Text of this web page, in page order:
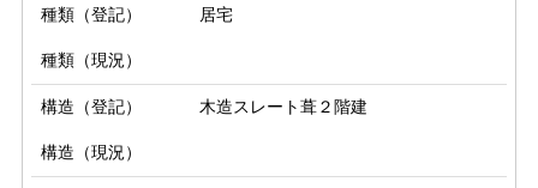
種類（登記） 居宅
種類（現況）
構造（登記） 木造スレート葺２階建
構造（現況）